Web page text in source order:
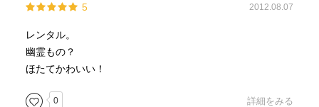
5 2012.08.07
レンタル。
幽霊もの？
ほたてかわいい！
0 詳細をみる